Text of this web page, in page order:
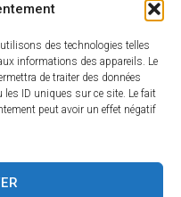
des technologies telles
informations des appareils. Le
de traiter des données
les ID uniques sur ce site. Le fait
peut avoir un effet négatif